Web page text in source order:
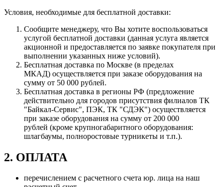
Условия, необходимые для бесплатной доставки:
Сообщите менеджеру, что Вы хотите воспользоваться
услугой бесплатной доставки (данная услуга является
акционной и предоставляется по заявке покупателя при
выполнении указанных ниже условий).
Бесплатная доставка по Москве (в пределах
МКАД) осуществляется при заказе оборудования на
сумму от 50 000 рублей.
Бесплатная доставка в регионы РФ (предложение
действительно для городов присутствия филиалов ТК
"Байкал-Сервис", ПЭК, ТК "СДЭК") осуществляется
при заказе оборудования на сумму от 200 000
рублей (кроме крупногабаритного оборудования:
шлагбаумы, полноростовые турникеты и т.п.).
2. ОПЛАТА
перечислением с расчетного счета юр. лица на наш